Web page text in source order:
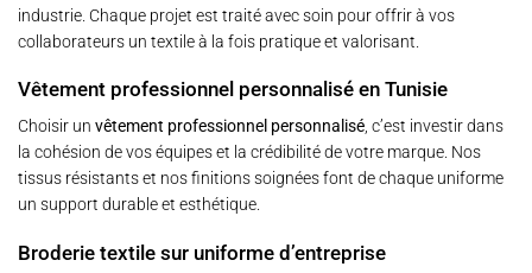
industrie. Chaque projet est traité avec soin pour offrir à vos
collaborateurs un textile à la fois pratique et valorisant.
Vêtement professionnel personnalisé en Tunisie
Choisir un vêtement professionnel personnalisé , c’est investir dans
la cohésion de vos équipes et la crédibilité de votre marque. Nos
tissus résistants et nos finitions soignées font de chaque uniforme
un support durable et esthétique.
Broderie textile sur uniforme d’entreprise